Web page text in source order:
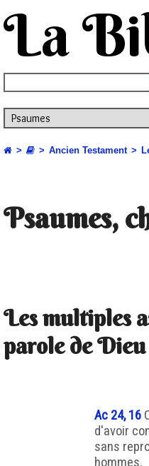
La
Ancien Testament
Psaumes,
Les multiples
parole de Dieu
Ac 24, 16
d'avoir
sans
hommes.